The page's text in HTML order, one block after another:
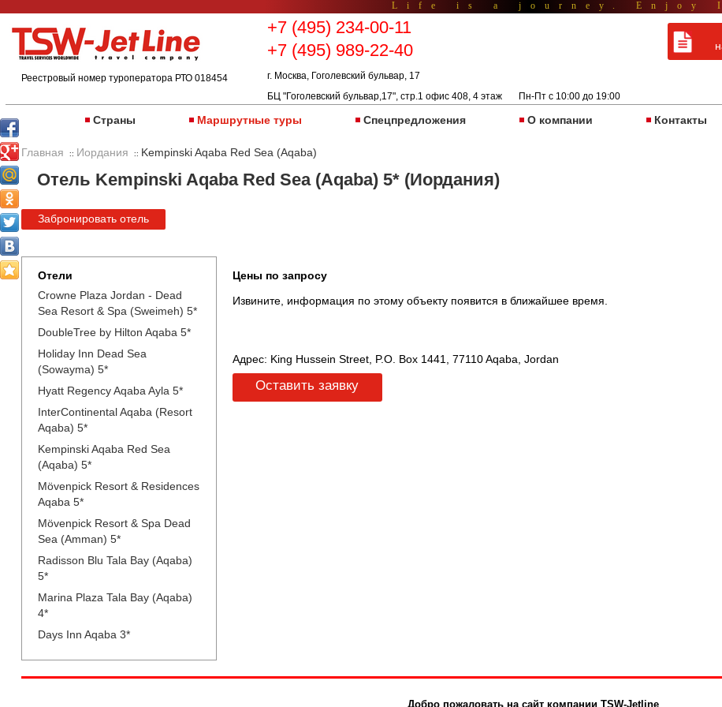
Life is a journey. Enjoy
Реестровый номер туроператора РТО 018454
+7 (495) 234-00-11
+7 (495) 989-22-40
г. Москва, Гоголевский бульвар, 17
БЦ "Гоголевский бульвар,17", стр.1 офис 408, 4 этаж Пн-Пт с 10:00 до 19:00
Страны Маршрутные туры Спецпредложения О компании Контакты
Главная :: Иордания :: Kempinski Aqaba Red Sea (Aqaba)
Отель Kempinski Aqaba Red Sea (Aqaba) 5* (Иордания)
Забронировать отель
Отели
Crowne Plaza Jordan - Dead
Sea Resort & Spa (Sweimeh) 5*
DoubleTree by Hilton Aqaba 5*
Holiday Inn Dead Sea
(Sowayma) 5*
Hyatt Regency Aqaba Ayla 5*
InterContinental Aqaba (Resort
Aqaba) 5*
Kempinski Aqaba Red Sea
(Aqaba) 5*
Mövenpick Resort & Residences
Aqaba 5*
Mövenpick Resort & Spa Dead
Sea (Amman) 5*
Radisson Blu Tala Bay (Aqaba)
5*
Marina Plaza Tala Bay (Aqaba)
4*
Days Inn Aqaba 3*
Цены по запросу
Извините, информация по этому объекту появится в ближайшее время.
Адрес: King Hussein Street, P.O. Box 1441, 77110 Aqaba, Jordan
Оставить заявку
Добро пожаловать на сайт компании TSW-Jetline